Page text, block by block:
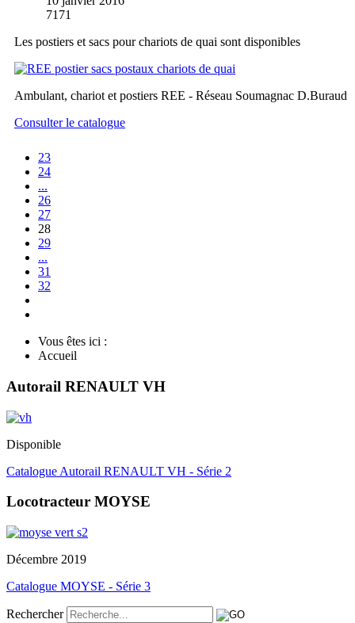
7171
Les postiers et sacs pour chariots de quai sont disponibles
Ambulant, chariot et postiers REE - Réseau Soumagnac D.Buraud
Consulter le catalogue
23
24
...
26
27
28
29
...
31
32
Vous êtes ici :
Accueil
Autorail RENAULT VH
Disponible
Catalogue Autorail RENAULT VH - Série 2
Locotracteur MOYSE
Décembre 2019
Catalogue MOYSE - Série 3
Rechercher